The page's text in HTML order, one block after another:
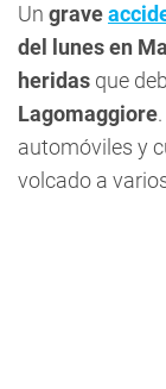
Un grave
del lunes en
heridas que
Lagomaggiore
automóviles y
volcado a